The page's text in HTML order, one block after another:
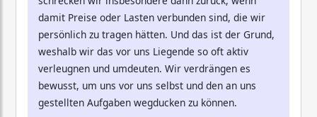
damit Preise oder Lasten verbunden sind, die wir
persönlich zu tragen hätten. Und das ist der Grund,
weshalb wir das vor uns Liegende so oft aktiv
verleugnen und umdeuten. Wir verdrängen es
bewusst, um uns vor uns selbst und den an uns
gestellten Aufgaben wegducken zu können.